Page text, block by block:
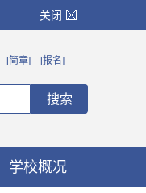
关闭
[简章] [报名]
搜索
学校概况